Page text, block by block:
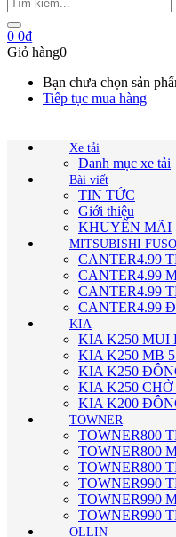
0 0₫
Giỏ hàng0
Bạn chưa chọn sản
Tiếp tục mua hàng
Xe tải
Danh mục xe tải
Bài viết
TIN TỨC
Giới thiệu
KHUYẾN MÃI
MITSUBISHI FUSO
CANTER4.99
CANTER4.99
CANTER4.99
CANTER4.99
KIA
KIA K250 MUI
KIA K250 MB
KIA K250
KIA K250
KIA K200
TOWNER
TOWNER800
TOWNER800
TOWNER800
TOWNER990
TOWNER990
TOWNER990
OLLIN